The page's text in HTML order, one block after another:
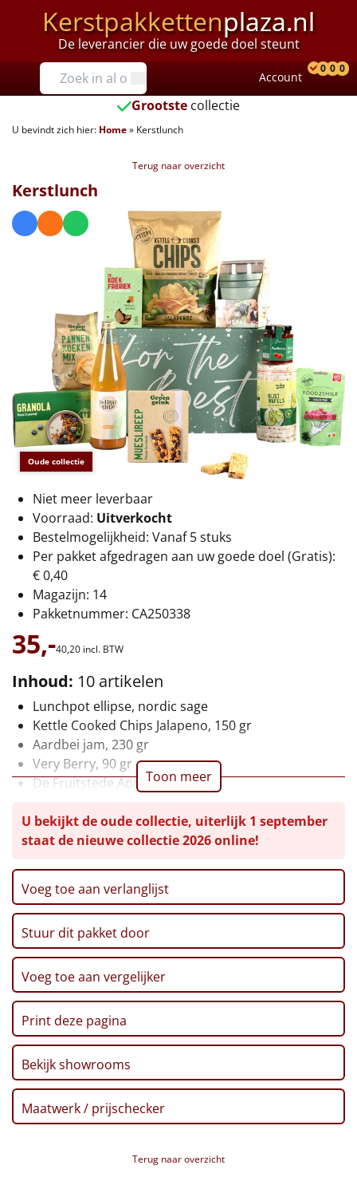
Kerstpakkettenplaza.nl
De leverancier die uw goede doel steunt
Prijzen
Tot €25
€25 tot €35
€40 tot €45
€55 tot €75
€75 tot €100
€100 en hoger
Alle kerstpakketten 2026
Thema
Origineel
Rituals
Luxe
Duurzaam
Leuke
Goedkope
Uniek
Artikel
Hitster NIEUW
Pizzarette
Tas
Wake up light
NIEUW
Borrelplank
Warmtekussen
POPULAIR
Account
0 0 0
Grootste collectie
U bevindt zich hier: Home» Kerstlunch
Terug naar overzicht
Oude collectie
Kerstlunch
Niet meer leverbaar
Voorraad: Uitverkocht
Bestelmogelijkheid: Vanaf 5 stuks
Per pakket afgedragen aan uw goede doel (Gratis):
€ 0,40
Magazijn: 14
Pakketnummer: CA250338
35,-40,20 incl. BTW
Inhoud: 10 artikelen
Lunchpot ellipse, nordic sage
Kettle Cooked Chips Jalapeno, 150 gr
Aardbei jam, 230 gr
Very Berry, 90 gr
De Fruitstede Appelsap, 0,75 ltr
Rijstwafels, 100 gr
Mueslirepen blueberry, 3 x 20 gr
Toon meer
U bekijkt de oude collectie, uiterlijk 1 september
staat de nieuwe collectie 2026 online!
Voeg toe aan verlanglijst
Stuur dit pakket door
Voeg toe aan vergelijker
Print deze pagina
Bekijk showrooms
Maatwerk / prijschecker
Terug naar overzicht